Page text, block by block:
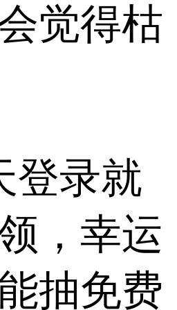
觉得枯
登录就
，幸运
抽免费